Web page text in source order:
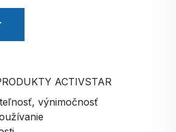
ACTIVSTAR
výnimočnosť